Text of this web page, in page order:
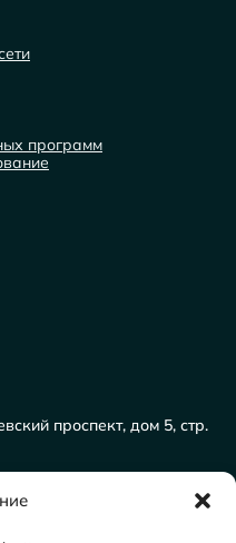
программ
проспект, дом 5, стр.